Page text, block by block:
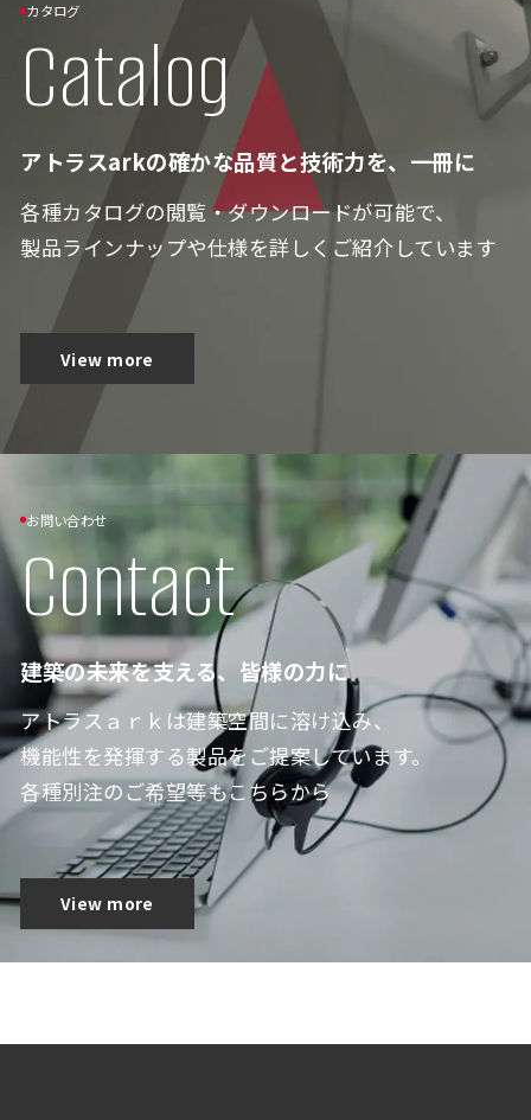
カタログ
Catalog
アトラスarkの確かな品質と技術力を、一冊に
各種カタログの閲覧・ダウンロードが可能で、
製品ラインナップや仕様を詳しくご紹介しています
View more
お問い合わせ
Contact
建築の未来を支える、皆様の力に
アトラスａｒｋは建築空間に溶け込み、
機能性を発揮する製品をご提案しています。
各種別注のご希望等もこちらから
View more